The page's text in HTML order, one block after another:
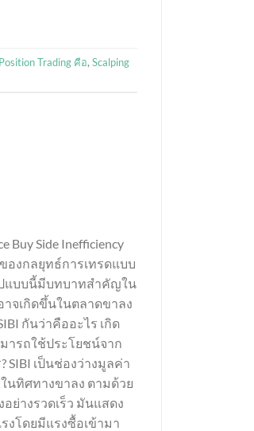
Position Trading คือ, Scalping
Buy Side Inefficiency
งกลยุทธ์การเทรดแบบ
ปแบบนี้มีบทบาทสำคัญใน
จเกิดขึ้นในตลาดขาลง
กันว่าคืออะไร เกิด
ารถใช้ประโยชน์จาก
SIBI เป็นช่องว่างมูลค่า
ในทิศทางขาลง ตามด้วย
ย่างรวดเร็ว มันแสดง
งโดยมีแรงซื้อเข้ามา